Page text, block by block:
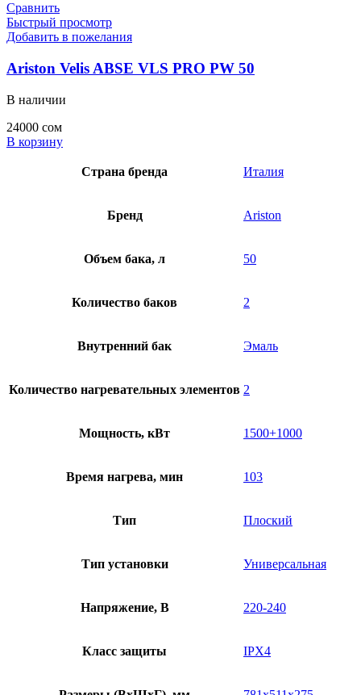
Сравнить
Быстрый просмотр
Добавить в пожелания
Ariston Velis ABSE VLS PRO PW 50
В наличии
24000 сом
В корзину
Страна бренда Италия
Бренд Ariston
Объем бака, л 50
Количество баков 2
Внутренний бак Эмаль
Количество нагревательных элементов 2
Мощность, кВт 1500+1000
Время нагрева, мин 103
Тип Плоский
Тип установки Универсальная
Напряжение, В 220-240
Класс защиты IPX4